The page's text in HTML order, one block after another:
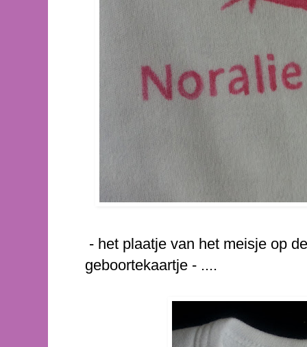
- het plaatje van het meisje op
geboortekaartje - ....